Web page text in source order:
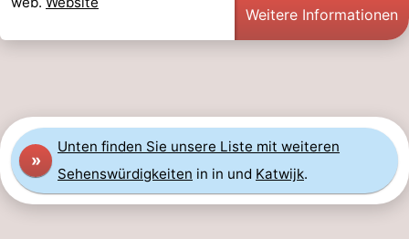
Weitere Informationen
»
Unten finden Sie unsere Liste mit weiteren
Sehenswürdigkeiten in in und Katwijk.